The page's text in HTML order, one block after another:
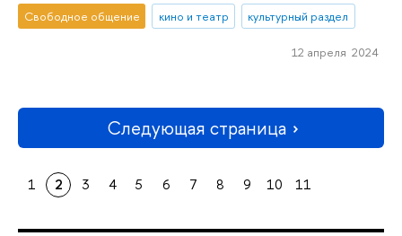
Свободное общение кино и театр культурный раздел
12 апреля 2024
Следующая страница
1 2 3 4 5 6 7 8 9 10 11